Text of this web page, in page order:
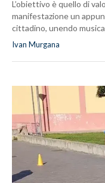
L’obiettivo è quello di
manifestazione un
cittadino, unendo
Ivan Murgana